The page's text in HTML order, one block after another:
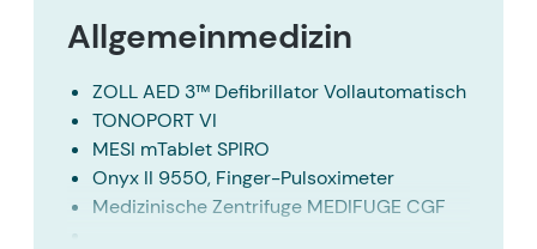
Allgemeinmedizin
ZOLL AED 3™ Defibrillator Vollautomatisch
TONOPORT VI
MESI mTablet SPIRO
Onyx II 9550, Finger-Pulsoximeter
Medizinische Zentrifuge MEDIFUGE CGF